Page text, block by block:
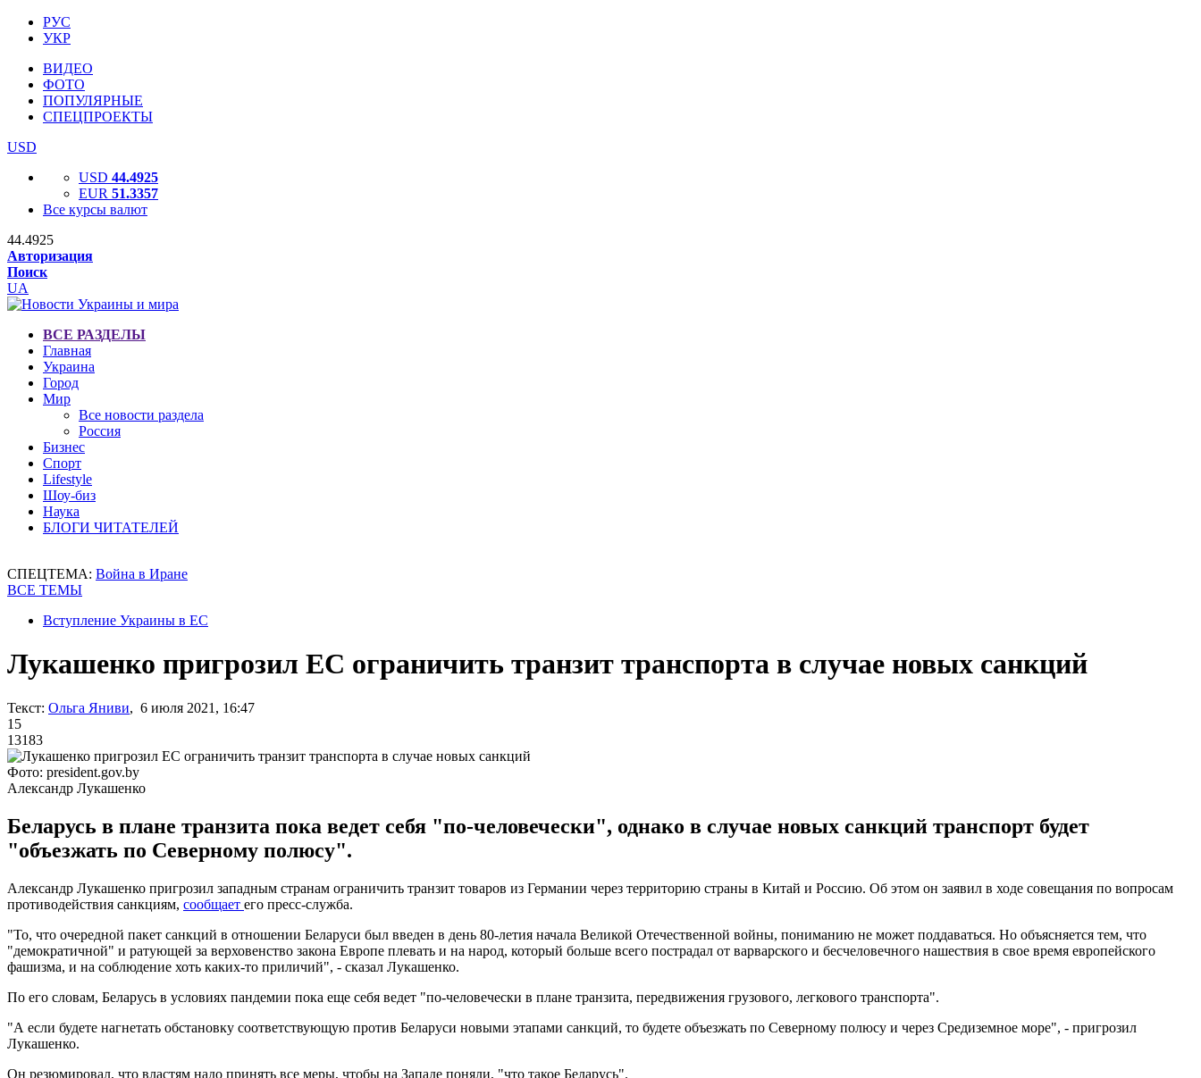
РУС
УКР
ВИДЕО
ФОТО
ПОПУЛЯРНЫЕ
СПЕЦПРОЕКТЫ
USD
USD 44.4925
EUR 51.3357
Все курсы валют
44.4925
Авторизация
Поиск
UA
ВСЕ РАЗДЕЛЫ
Главная
Украина
Город
Мир
Все новости раздела
Россия
Бизнес
Спорт
Lifestyle
Шоу-биз
Наука
БЛОГИ ЧИТАТЕЛЕЙ
СПЕЦТЕМА: Война в Иране
ВСЕ ТЕМЫ
Вступление Украины в ЕС
Лукашенко пригрозил ЕС ограничить транзит транспорта в случае новых санкций
Текст: Ольга Яниви, 6 июля 2021, 16:47
15
13183
Фото: president.gov.by
Александр Лукашенко
Беларусь в плане транзита пока ведет себя "по-человечески", однако в случае новых санкций транспорт будет
"объезжать по Северному полюсу".
Александр Лукашенко пригрозил западным странам ограничить транзит товаров из Германии через территорию страны в Китай и Россию. Об этом он заявил в ходе совещания по вопросам
противодействия санкциям, сообщает его пресс-служба.
"То, что очередной пакет санкций в отношении Беларуси был введен в день 80-летия начала Великой Отечественной войны, пониманию не может поддаваться. Но объясняется тем, что
"демократичной" и ратующей за верховенство закона Европе плевать и на народ, который больше всего пострадал от варварского и бесчеловечного нашествия в свое время европейского
фашизма, и на соблюдение хоть каких-то приличий", - сказал Лукашенко.
По его словам, Беларусь в условиях пандемии пока еще себя ведет "по-человечески в плане транзита, передвижения грузового, легкового транспорта".
"А если будете нагнетать обстановку соответствующую против Беларуси новыми этапами санкций, то будете объезжать по Северному полюсу и через Средиземное море", - пригрозил
Лукашенко.
Он резюмировал, что властям надо принять все меры, чтобы на Западе поняли, "что такое Беларусь".